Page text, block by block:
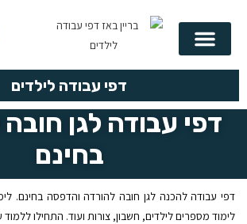
דפי עבודה לילדים
דפי עבודה לגן
בחינם
דפי עבודה להכנה לגן חובה להורדה והדפסה בחינם.
לימוד מספרים לילדים, חשבון, צורות ועוד. התחילו ללמוד